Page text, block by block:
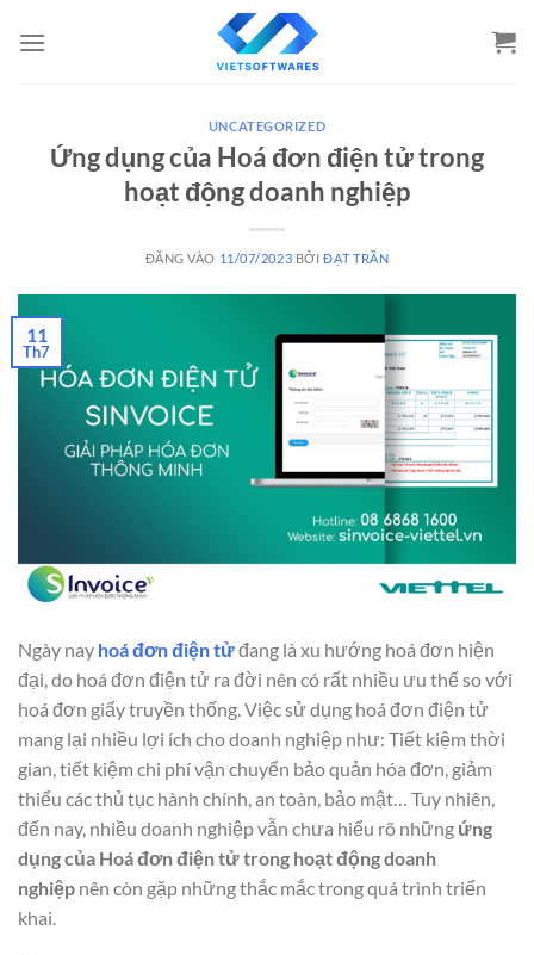
qua
UNCATEGORIZED
Ứng dụng của Hoá đơn điện tử trong
hoạt động doanh nghiệp
ĐĂNG VÀO 11/07/2023 BỞI ĐẠT TRẦN
11
Th7
Ngày nay hoá đơn điện tửđang là xu hướng hoá đơn hiện
đại, do hoá đơn điện tử ra đời nên có rất nhiều ưu thế so với
hoá đơn giấy truyền thống. Việc sử dụng hoá đơn điện tử
mang lại nhiều lợi ích cho doanh nghiệp như: Tiết kiệm thời
gian, tiết kiệm chi phí vận chuyển bảo quản hóa đơn, giảm
thiểu các thủ tục hành chính, an toàn, bảo mật… Tuy nhiên,
đến nay, nhiều doanh nghiệp vẫn chưa hiểu rõ những ứng
dụng của Hoá đơn điện tử trong hoạt động doanh
nghiệp nên còn gặp những thắc mắc trong quá trình triển
khai.